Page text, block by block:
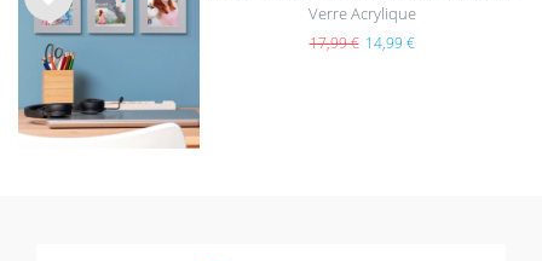
List
e de
sou
hait
s
Verre Acrylique
17,99 € 14,99 €